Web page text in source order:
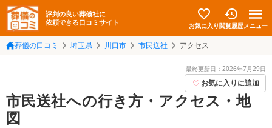
評判の良い葬儀社に
依頼できる口コミサイト
お気に入り閲覧履歴メニュー
葬儀の口コミ 埼玉県 川口市 市民送社 アクセス
最終更新日： 2026年7月29日
お気に入りに追加
市民送社への行き方・アクセス・地
図